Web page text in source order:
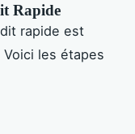
Rapide
rapide est
les étapes